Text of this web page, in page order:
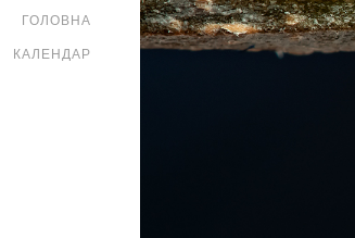
ГОЛОВНА
КАЛЕНДАР